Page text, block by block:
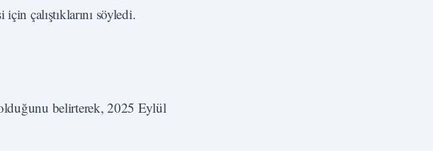
için çalıştıklarını söyledi.
belirterek, 2025 Eylül